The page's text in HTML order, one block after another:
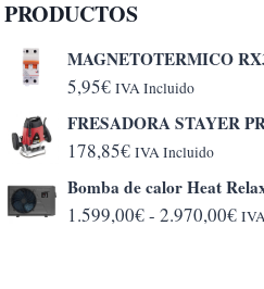
PRODUCTOS
MAGNETOTERMICO
5,95€ IVA Incluido
FRESADORA STAYER
178,85€ IVA Incluido
Bomba de calor Heat
1.599,00€- 2.970,00€